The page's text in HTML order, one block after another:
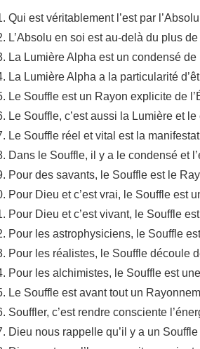
Qui est véritablement l’est par
L’Absolu en soi est au-delà du plus de
La Lumière Alpha est un condensé de
La Lumière Alpha a la particularité
Le Souffle est un Rayon explicite de
Le Souffle, c’est aussi la Lumière et
Le Souffle réel et vital est la
Dans le Souffle, il y a le condensé et
Pour des savants, le Souffle est le
Pour Dieu et c’est vrai, le Souffle est
Pour Dieu et c’est vivant, le Souffle
Pour les astrophysiciens, le Souffle
Pour les réalistes, le Souffle découle
Pour les alchimistes, le Souffle est
Le Souffle est avant tout un
Souffler, c’est rendre consciente
Dieu nous rappelle qu’il y a un